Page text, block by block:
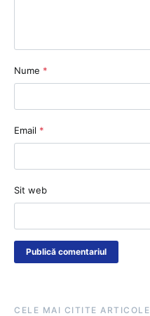
Nume *
Email *
Sit web
CELE MAI CITITE ARTICOLE